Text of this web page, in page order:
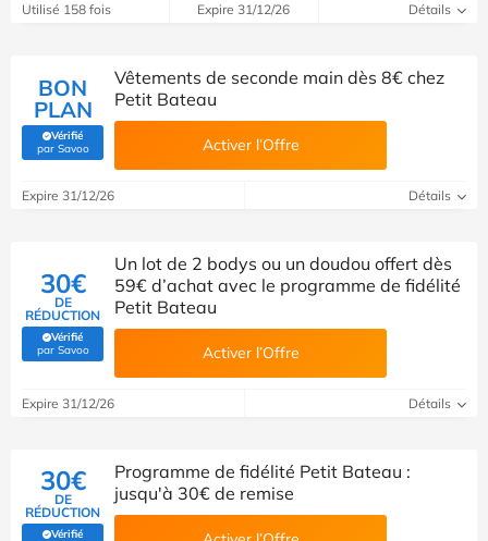
Utilisé 158 fois Expire 31/12/26 Détails
BON
PLAN
Vérifié
par Savoo(Vérifié par Savoo)
Vêtements de seconde main dès 8€ chez
Petit Bateau
Activer l’Offre
Expire 31/12/26 Détails
30€
DE
RÉDUCTION
Vérifié
par Savoo(Vérifié par Savoo)
Un lot de 2 bodys ou un doudou offert dès
59€ d’achat avec le programme de fidélité
Petit Bateau
Activer l’Offre
Expire 31/12/26 Détails
30€
DE
RÉDUCTION
Vérifié
Programme de fidélité Petit Bateau :
jusqu'à 30€ de remise